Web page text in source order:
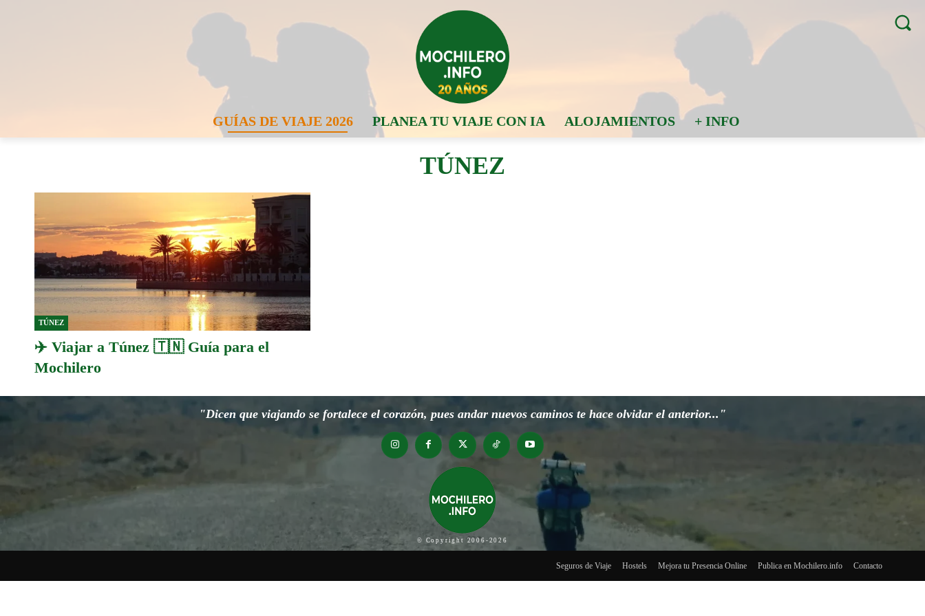
GUÍAS DE VIAJE 2026 PLANEA TU VIAJE CON IA ALOJAMIENTOS + INFO
TÚNEZ
TÚNEZ
✈️ Viajar a Túnez 🇹🇳 Guía para el
Mochilero
"Dicen que viajando se fortalece el corazón, pues andar nuevos caminos te hace olvidar el anterior..."
© Copyright 2006-2026
Seguros de Viaje Hostels Mejora tu Presencia Online Publica en Mochilero.info Contacto